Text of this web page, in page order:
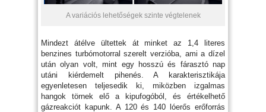
A variációs lehetőségek szinte végtelenek
Mindezt átélve ültettek át minket az 1,4 literes
benzines turbómotorral szerelt verzióba, ami a dízel
után olyan volt, mint egy hosszú és fárasztó nap
utáni kiérdemelt pihenés. A karakterisztikája
egyenletesen teljesedik ki, miközben izgalmas
hangok törnek elő a kipufogóból, és értékelhető
gázreakciót kapunk. A 120 és 140 lóerős erőforrás